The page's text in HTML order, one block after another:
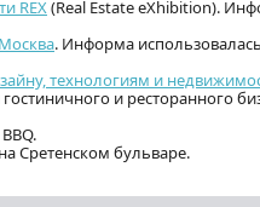
REX(Real Estate eXhibition).
. Информа
технологиям и
и ресторанного
Сретенском бульваре.